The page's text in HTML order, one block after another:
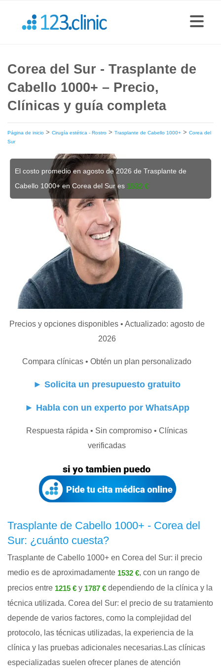
Corea del Sur - Trasplante de
Cabello 1000+ – Precio,
Clínicas y guía completa
Página de inicio > Cirugía estética - Rostro > Trasplante de Cabello 1000+ > Corea del
Sur
El costo promedio en agosto de 2026 de Trasplante de
Cabello 1000+ en Corea del Sur es 1532 €
Precios y opciones disponibles • Actualizado: agosto de
2026
Compara clínicas • Obtén un plan personalizado
► Solicita un presupuesto gratuito
► Habla con un experto por WhatsApp
Respuesta rápida • Sin compromiso • Clínicas
verificadas
Trasplante de Cabello 1000+ - Corea del
Sur: ¿cuánto cuesta?
Trasplante de Cabello 1000+ en Corea del Sur: il precio
medio es de aproximadamente 1532 €, con un rango de
precios entre 1215 € y 1787 € dependiendo de la clínica y la
técnica utilizada. Corea del Sur: el precio de su tratamiento
depende de varios factores, como la complejidad del
protocolo, las técnicas utilizadas, la experiencia de la
clínica y las pruebas adicionales necesarias.Las clínicas
especializadas suelen ofrecer planes de atención